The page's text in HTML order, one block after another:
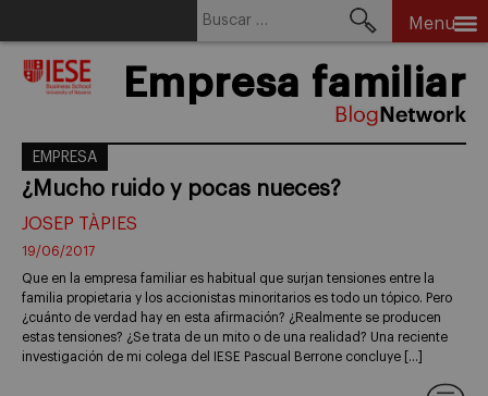
Menu
Empresa familiar
EMPRESA
¿Mucho ruido y pocas nueces?
JOSEP TÀPIES
19/06/2017
Que en la empresa familiar es habitual que surjan tensiones entre la
familia propietaria y los accionistas minoritarios es todo un tópico. Pero
¿cuánto de verdad hay en esta afirmación? ¿Realmente se producen
estas tensiones? ¿Se trata de un mito o de una realidad? Una reciente
investigación de mi colega del IESE Pascual Berrone concluye […]